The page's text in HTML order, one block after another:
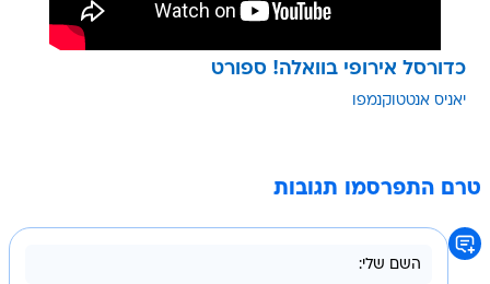
כדורסל אירופי בוואלה! ספורט
יאניס אנטטוקנמפו
טרם התפרסמו תגובות